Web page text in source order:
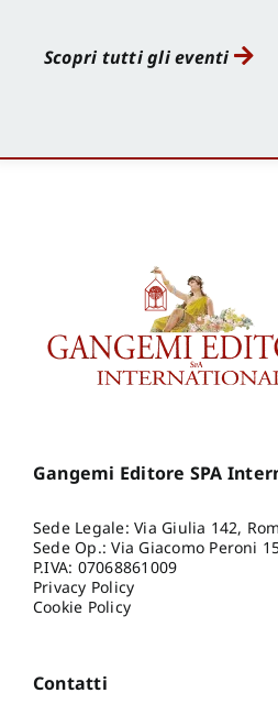
Scopri tutti gli eventi
Gangemi Editore SPA
Sede Legale: Via Giulia 142,
Sede Op.: Via Giacomo Peroni
P.IVA: 07068861009
Privacy Policy
Cookie Policy
Contatti